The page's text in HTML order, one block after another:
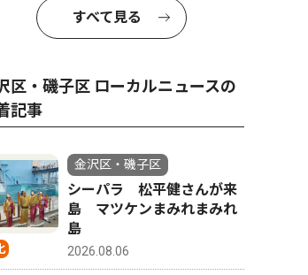
すべて見る
区・磯子区 ローカルニュースの
記事
金沢区・磯子区
シーパラ 松平健さんが来
島 マツケンまみれまみれ
島
2026.08.06